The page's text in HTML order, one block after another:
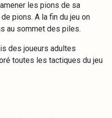
les pions de sa
pions. A la fin du jeu on
au sommet des piles.
des joueurs adultes
toutes les tactiques du jeu